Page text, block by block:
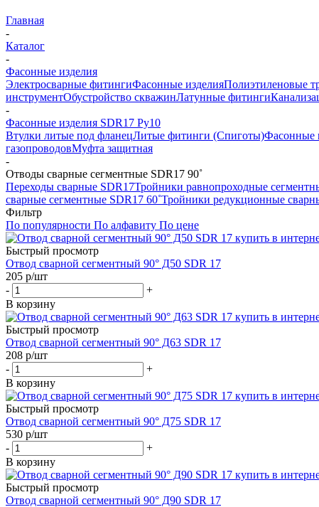
Главная
-
Каталог
-
Фасонные изделия
Электросварные фитингиФасонные изделияПолиэтиленовые
инструментОбустройство скважинЛатунные фитинги
-
Фасонные изделия SDR17 Ру10
Втулки литые под фланецЛитые фитинги (Спиготы)Фасонные
газопроводовМуфта защитная
-
Отводы сварные сегментные SDR17 90˚
Переходы сварные SDR17Тройники равнопроходные
сварные сегментные SDR17 60˚Тройники редукционные
Фильтр
По популярности По алфавиту По цене
Быстрый просмотр
Отвод сварной сегментный 90° Д50 SDR 17
205 р/шт
-
+
В корзину
Быстрый просмотр
Отвод сварной сегментный 90° Д63 SDR 17
208 р/шт
-
+
В корзину
Быстрый просмотр
Отвод сварной сегментный 90° Д75 SDR 17
530 р/шт
-
+
В корзину
Быстрый просмотр
Отвод сварной сегментный 90° Д90 SDR 17